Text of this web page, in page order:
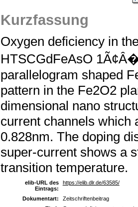
Kurzfassung
Oxygen deficiency in
HTSCGdFeAsO
parallelogram shaped
pattern in the Fe2O2
dimensional nano
current channels which
0.828nm. The doping
super-current shows a
transition temperature.
elib-URL des
Eintrags:
https://elib.dlr.de/63585/
Dokumentart:
Zeitschriftenbeitrag